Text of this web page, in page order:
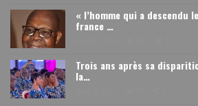
« l’homme qui a descendu
france …
Trois ans après sa
la…